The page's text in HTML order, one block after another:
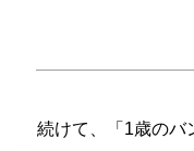
続けて、「1歳のバ